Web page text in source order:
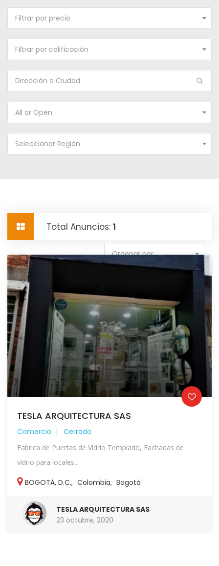
Filtrar por precio
Filtrar por calificación
All or Open
Seleccionar Región
Total Anuncios: 1
Ordenar por
TESLA ARQUITECTURA SAS
Comercio Cerrado
Fabrica de Puertas de Vidrio Templado, Fachadas de
vidrio para locales...
BOGOTÁ, D.C., Colombia, Bogotá
TESLA ARQUITECTURA SAS
23 octubre, 2020